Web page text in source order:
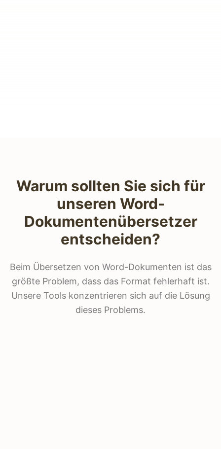
Warum sollten Sie sich für
unseren Word-
Dokumentenübersetzer
entscheiden?
Beim Übersetzen von Word-Dokumenten ist das
größte Problem, dass das Format fehlerhaft ist.
Unsere Tools konzentrieren sich auf die Lösung
dieses Problems.